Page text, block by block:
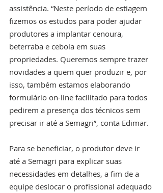
assistência. “Neste período de estiagem
fizemos os estudos para poder ajudar
produtores a implantar cenoura,
beterraba e cebola em suas
propriedades. Queremos sempre trazer
novidades a quem quer produzir e, por
isso, também estamos elaborando
formulário on-line facilitado para todos
pedirem a presença dos técnicos sem
precisar ir até a Semagri”, conta Edimar.
Para se beneficiar, o produtor deve ir
até a Semagri para explicar suas
necessidades em detalhes, a fim de a
equipe deslocar o profissional adequado